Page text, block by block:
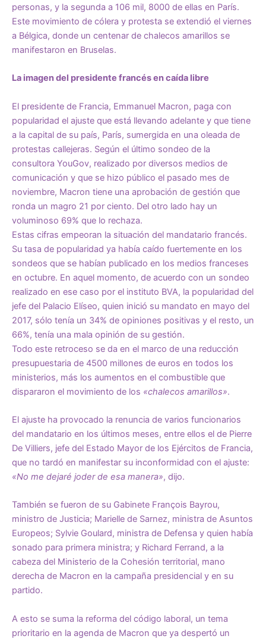
personas, y la segunda a 106 mil, 8000 de ellas en París.
Este movimiento de cólera y protesta se extendió el viernes
a Bélgica, donde un centenar de chalecos amarillos se
manifestaron en Bruselas.
La imagen del presidente francés en caída libre
El presidente de Francia, Emmanuel Macron, paga con
popularidad el ajuste que está llevando adelante y que tiene
a la capital de su país, París, sumergida en una oleada de
protestas callejeras. Según el último sondeo de la
consultora YouGov, realizado por diversos medios de
comunicación y que se hizo público el pasado mes de
noviembre, Macron tiene una aprobación de gestión que
ronda un magro 21 por ciento. Del otro lado hay un
voluminoso 69% que lo rechaza.
Estas cifras empeoran la situación del mandatario francés.
Su tasa de popularidad ya había caído fuertemente en los
sondeos que se habían publicado en los medios franceses
en octubre. En aquel momento, de acuerdo con un sondeo
realizado en ese caso por el instituto BVA, la popularidad del
jefe del Palacio Elíseo, quien inició su mandato en mayo del
2017, sólo tenía un 34% de opiniones positivas y el resto, un
66%, tenía una mala opinión de su gestión.
Todo este retroceso se da en el marco de una reducción
presupuestaria de 4500 millones de euros en todos los
ministerios, más los aumentos en el combustible que
dispararon el movimiento de los «chalecos amarillos».
El ajuste ha provocado la renuncia de varios funcionarios
del mandatario en los últimos meses, entre ellos el de Pierre
De Villiers, jefe del Estado Mayor de los Ejércitos de Francia,
que no tardó en manifestar su inconformidad con el ajuste:
«No me dejaré joder de esa manera», dijo.
También se fueron de su Gabinete François Bayrou,
ministro de Justicia; Marielle de Sarnez, ministra de Asuntos
Europeos; Sylvie Goulard, ministra de Defensa y quien había
sonado para primera ministra; y Richard Ferrand, a la
cabeza del Ministerio de la Cohesión territorial, mano
derecha de Macron en la campaña presidencial y en su
partido.
A esto se suma la reforma del código laboral, un tema
prioritario en la agenda de Macron que ya despertó un